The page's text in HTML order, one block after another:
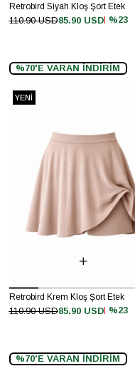
Retrobird Siyah Kloş Şort Etek
%23
85.90 USD
110.90 USD
%70'E VARAN İNDİRİM
Retrobird Krem Kloş Şort Etek
%23
85.90 USD
110.90 USD
%70'E VARAN İNDİRİM
YENI